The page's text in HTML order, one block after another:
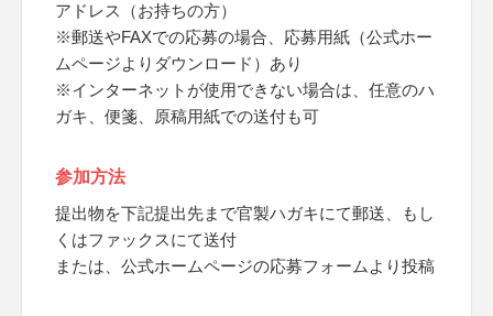
アドレス（お持ちの方）
※郵送やFAXでの応募の場合、応募用紙（公式ホー
ムページよりダウンロード）あり
※インターネットが使用できない場合は、任意のハ
ガキ、便箋、原稿用紙での送付も可
参加方法
提出物を下記提出先まで官製ハガキにて郵送、もし
くはファックスにて送付
または、公式ホームページの応募フォームより投稿